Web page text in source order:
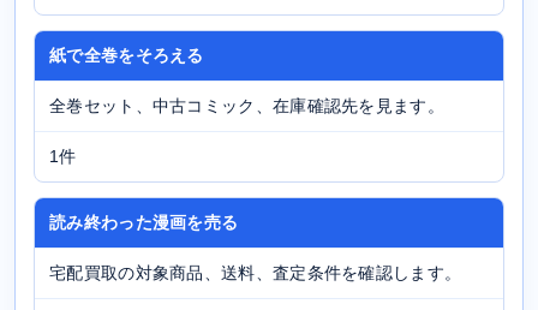
紙で全巻をそろえる
全巻セット、中古コミック、在庫確認先を見ます。
1件
読み終わった漫画を売る
宅配買取の対象商品、送料、査定条件を確認します。